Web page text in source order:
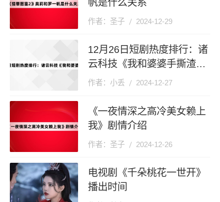
作者：圣子 2024-12-29
12月26日短剧热度排行：诸
云科技《我和婆婆手撕渣男
全家》登顶第一
作者：小丢 2024-12-27
《一夜情深之高冷美女赖上
我》剧情介绍
作者：圣子 2024-12-26
电视剧《千朵桃花一世开》
播出时间